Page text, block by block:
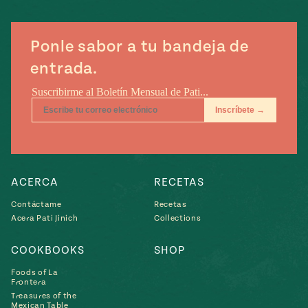
Ponle sabor a tu bandeja de
entrada.
ACERCA
Contáctame
Acera Pati Jinich
RECETAS
Recetas
Collections
COOKBOOKS
Foods of La
Frontera
Treasures of the
Mexican Table
SHOP